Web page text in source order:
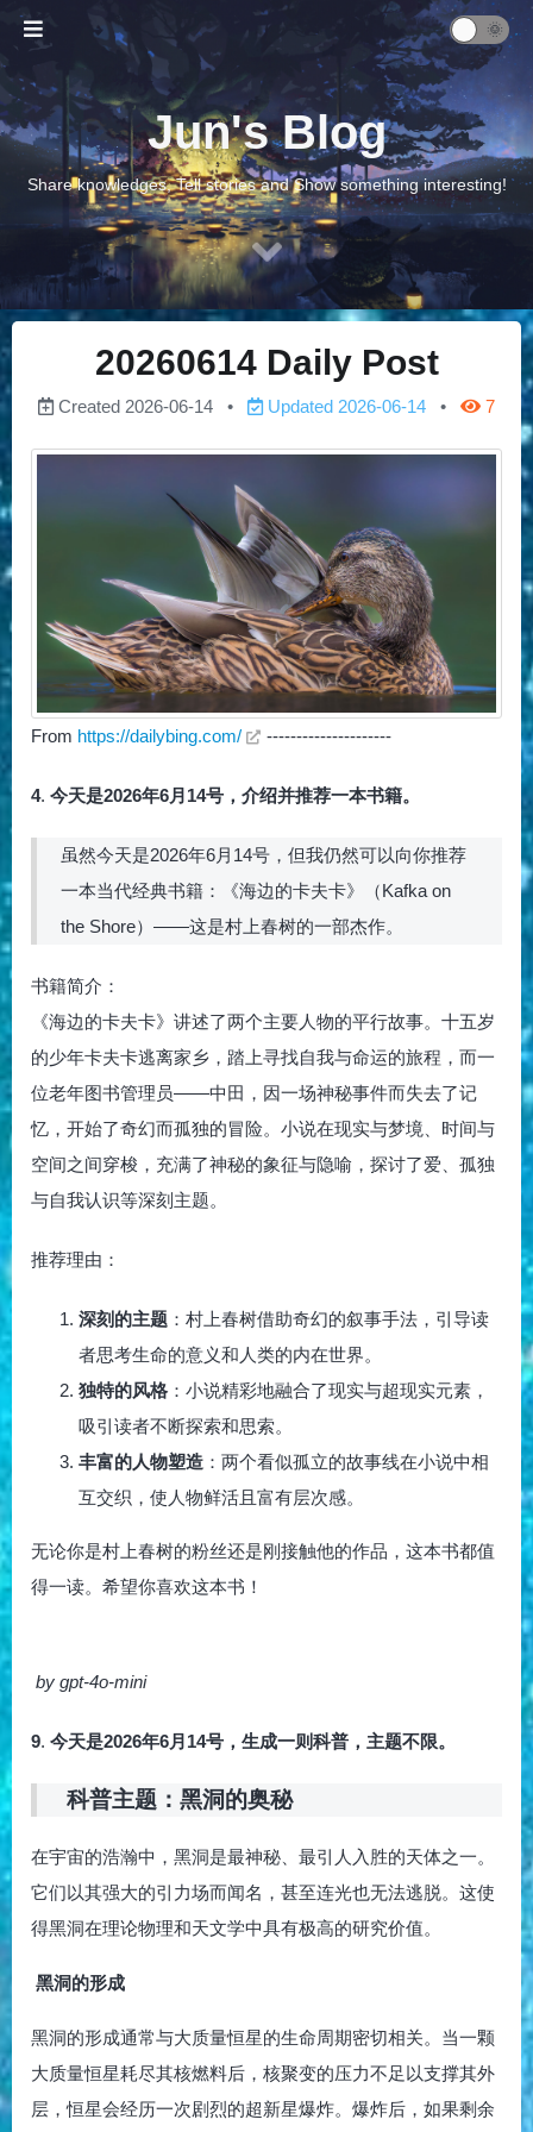
Jun's Blog
Share knowledges, Tell stories and Show something interesting!
20260614 Daily Post
Created 2026-06-14 Updated 2026-06-14 7
From https://dailybing.com/ ---------------------
4. 今天是2026年6月14号，介绍并推荐一本书籍。
虽然今天是2026年6月14号，但我仍然可以向你推荐
一本当代经典书籍：《海边的卡夫卡》（Kafka on
the Shore）——这是村上春树的一部杰作。
书籍简介：
《海边的卡夫卡》讲述了两个主要人物的平行故事。十五岁
的少年卡夫卡逃离家乡，踏上寻找自我与命运的旅程，而一
位老年图书管理员——中田，因一场神秘事件而失去了记
忆，开始了奇幻而孤独的冒险。小说在现实与梦境、时间与
空间之间穿梭，充满了神秘的象征与隐喻，探讨了爱、孤独
与自我认识等深刻主题。
推荐理由：
深刻的主题 ：村上春树借助奇幻的叙事手法，引导读
者思考生命的意义和人类的内在世界。
独特的风格：小说精彩地融合了现实与超现实元素，
吸引读者不断探索和思索。
丰富的人物塑造 ：两个看似孤立的故事线在小说中相
互交织，使人物鲜活且富有层次感。
无论你是村上春树的粉丝还是刚接触他的作品，这本书都值
得一读。希望你喜欢这本书！
by gpt-4o-mini
9. 今天是2026年6月14号，生成一则科普，主题不限。
科普主题：黑洞的奥秘
在宇宙的浩瀚中，黑洞是最神秘、最引人入胜的天体之一。
它们以其强大的引力场而闻名，甚至连光也无法逃脱。这使
得黑洞在理论物理和天文学中具有极高的研究价值。
黑洞的形成
黑洞的形成通常与大质量恒星的生命周期密切相关。当一颗
大质量恒星耗尽其核燃料后，核聚变的压力不足以支撑其外
层，恒星会经历一次剧烈的超新星爆炸。爆炸后，如果剩余